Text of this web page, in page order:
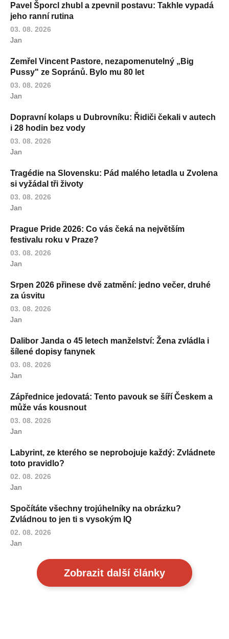
Pavel Šporcl zhubl a zpevnil postavu: Takhle vypadá
jeho ranní rutina
03. 08. 2026
Jan
Zemřel Vincent Pastore, nezapomenutelný „Big
Pussy" ze Sopránů. Bylo mu 80 let
03. 08. 2026
Jan
Dopravní kolaps u Dubrovníku: Řidiči čekali v autech
i 28 hodin bez vody
03. 08. 2026
Jan
Tragédie na Slovensku: Pád malého letadla u Zvolena
si vyžádal tři životy
03. 08. 2026
Jan
Prague Pride 2026: Co vás čeká na největším
festivalu roku v Praze?
03. 08. 2026
Jan
Srpen 2026 přinese dvě zatmění: jedno večer, druhé
za úsvitu
03. 08. 2026
Jan
Dalibor Janda o 45 letech manželství: Žena zvládla i
šílené dopisy fanynek
03. 08. 2026
Jan
Zápřednice jedovatá: Tento pavouk se šíří Českem a
může vás kousnout
03. 08. 2026
Jan
Labyrint, ze kterého se neprobojuje každý: Zvládnete
toto pravidlo?
02. 08. 2026
Jan
Spočítáte všechny trojúhelníky na obrázku?
Zvládnou to jen ti s vysokým IQ
02. 08. 2026
Jan
Zobrazit další články